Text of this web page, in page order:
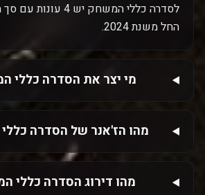
החל משנת 2024.
מי יצר את הסדרה כללי
מהו הז'אנר של הסדרה
מהו דירוג הסדרה כללי